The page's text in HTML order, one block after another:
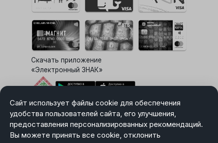
Сайт использует файлы cookie для обеспечения
удобства пользователей сайта, его улучшения,
предоставления персонализированных рекомендаций.
Вы можете принять все cookie, отклонить
Скачать приложение
«Электронный ЗНАК»
Выбор настроек Cookie